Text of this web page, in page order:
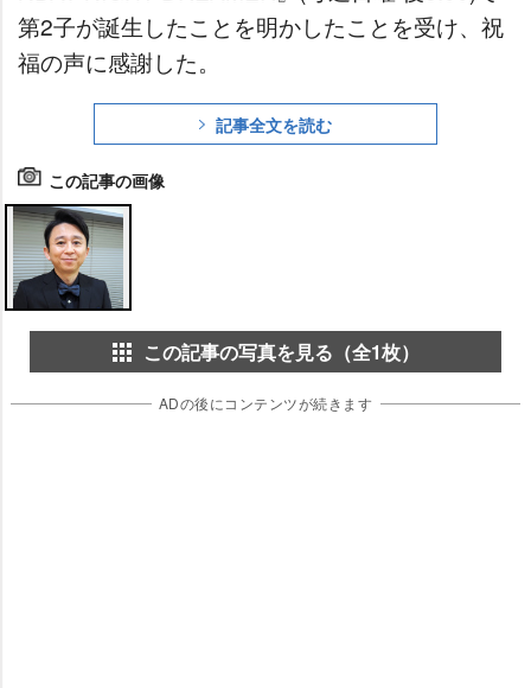
第2子が誕生したことを明かしたことを受け、祝
福の声に感謝した。
記事全文を読む
この記事の画像
この記事の写真を見る（全1枚）
ADの後にコンテンツが続きます